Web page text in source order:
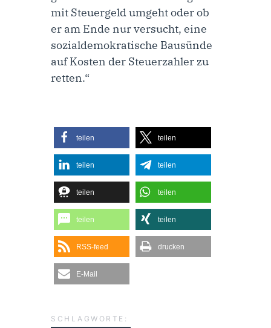
mit Steuergeld umgeht oder ob
er am Ende nur versucht, eine
sozialdemokratische Bausünde
auf Kosten der Steuerzahler zu
retten.“
teilen teilen
teilen teilen
teilen teilen
teilen teilen
RSS-feed drucken
E-Mail
SCHLAGWORTE: